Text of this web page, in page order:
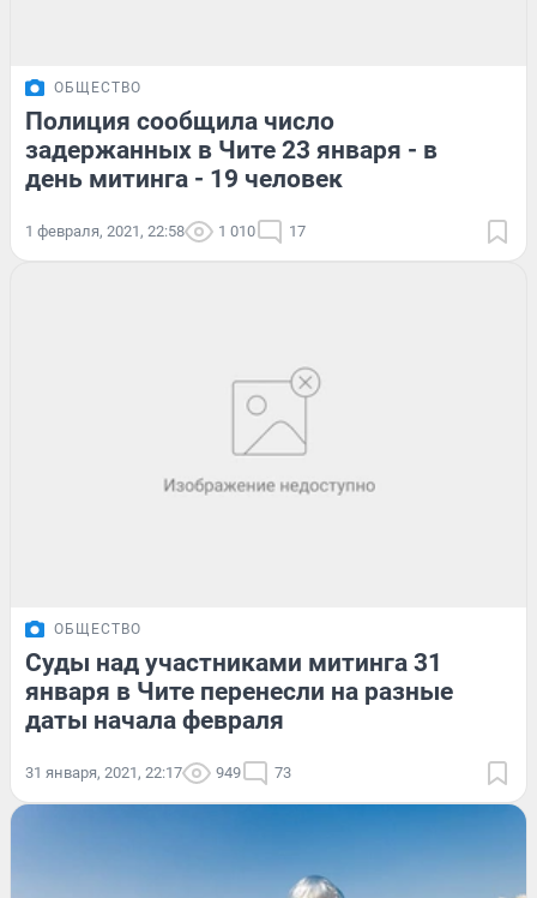
ОБЩЕСТВО
Полиция сообщила число
задержанных в Чите 23 января - в
день митинга - 19 человек
1 февраля, 2021, 22:58 1 010 17
ОБЩЕСТВО
Суды над участниками митинга 31
января в Чите перенесли на разные
даты начала февраля
31 января, 2021, 22:17 949 73